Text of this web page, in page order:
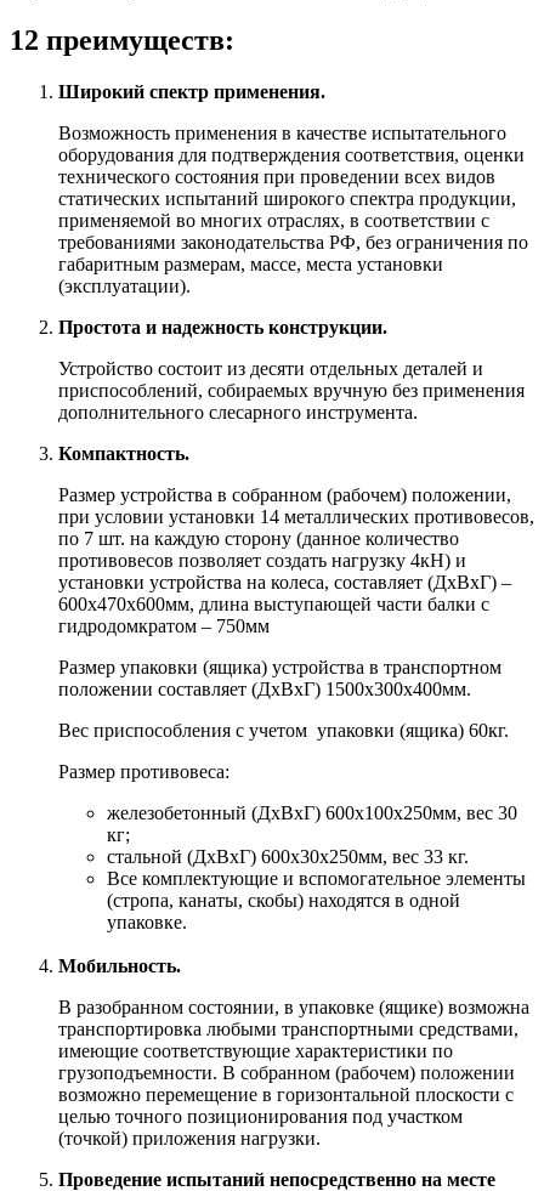
12 преимуществ:
Широкий спектр применения.
Возможность применения в качестве испытательного
оборудования для подтверждения соответствия, оценки
технического состояния при проведении всех видов
статических испытаний широкого спектра продукции,
применяемой во многих отраслях, в соответствии с
требованиями законодательства РФ, без ограничения по
габаритным размерам, массе, места установки
(эксплуатации).
Простота и надежность конструкции.
Устройство состоит из десяти отдельных деталей и
приспособлений, собираемых вручную без применения
дополнительного слесарного инструмента.
Компактность.
Размер устройства в собранном (рабочем) положении,
при условии установки 14 металлических противовесов,
по 7 шт. на каждую сторону (данное количество
противовесов позволяет создать нагрузку 4кН) и
установки устройства на колеса, составляет (ДхВхГ) –
600х470х600мм, длина выступающей части балки с
гидродомкратом – 750мм
Размер упаковки (ящика) устройства в транспортном
положении составляет (ДхВхГ) 1500х300х400мм.
Вес приспособления с учетом упаковки (ящика) 60кг.
Размер противовеса:
железобетонный (ДхВхГ) 600х100х250мм, вес 30
кг;
стальной (ДхВхГ) 600х30х250мм, вес 33 кг.
Все комплектующие и вспомогательное элементы
(стропа, канаты, скобы) находятся в одной
упаковке.
Мобильность.
В разобранном состоянии, в упаковке (ящике) возможна
транспортировка любыми транспортными средствами,
имеющие соответствующие характеристики по
грузоподъемности. В собранном (рабочем) положении
возможно перемещение в горизонтальной плоскости с
целью точного позиционирования под участком
(точкой) приложения нагрузки.
Проведение испытаний непосредственно на месте